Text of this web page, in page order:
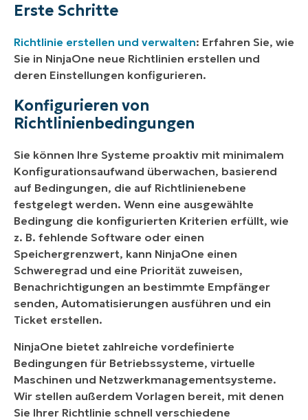
Erste Schritte
Richtlinie erstellen und verwalten: Erfahren Sie, wie
Sie in NinjaOne neue Richtlinien erstellen und
deren Einstellungen konfigurieren.
Konfigurieren von
Richtlinienbedingungen
Sie können Ihre Systeme proaktiv mit minimalem
Konfigurationsaufwand überwachen, basierend
auf Bedingungen, die auf Richtlinienebene
festgelegt werden. Wenn eine ausgewählte
Bedingung die konfigurierten Kriterien erfüllt, wie
z. B. fehlende Software oder einen
Speichergrenzwert, kann NinjaOne einen
Schweregrad und eine Priorität zuweisen,
Benachrichtigungen an bestimmte Empfänger
senden, Automatisierungen ausführen und ein
Ticket erstellen.
NinjaOne bietet zahlreiche vordefinierte
Bedingungen für Betriebssysteme, virtuelle
Maschinen und Netzwerkmanagementsysteme.
Wir stellen außerdem Vorlagen bereit, mit denen
Sie Ihrer Richtlinie schnell verschiedene